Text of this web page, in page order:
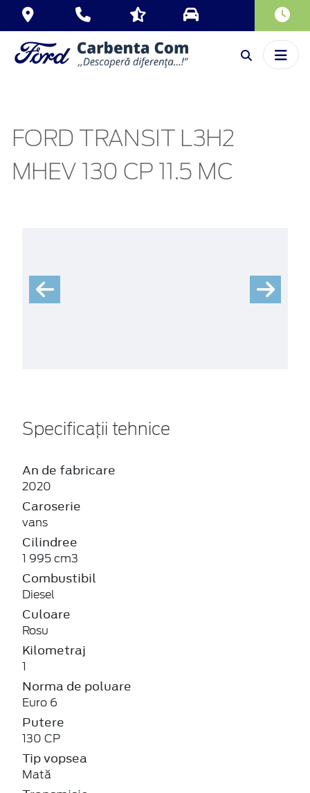
FORD TRANSIT L3H2
MHEV 130 CP 11.5 MC
Specificații tehnice
An de fabricare
2020
Caroserie
vans
Cilindree
1 995 cm3
Combustibil
Diesel
Culoare
Rosu
Kilometraj
1
Norma de poluare
Euro 6
Putere
130 CP
Tip vopsea
Mată